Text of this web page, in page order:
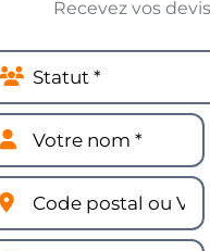
Recevez vos